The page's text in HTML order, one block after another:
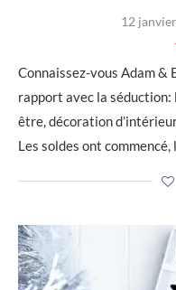
12
Connaissez-vous Adam &
rapport avec la séduction:
être, décoration
Les soldes ont commencé,